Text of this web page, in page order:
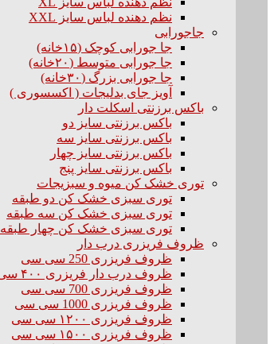
نظم دهنده لباس سایز XXL
جاجورابی
جا جورابی کوچک (۱۵خانه)
جا جورابی متوسط (۲۰خانه)
جا جورابی بزرگ (۳۰خانه)
آویز جای بدلیجات ( اکسسوری )
باکس برزنتی اسکلت دار
باکس برزنتی سایز دو
باکس برزنتی سایز سه
باکس برزنتی سایز چهار
باکس برزنتی سایز پنج
توری خشک کن میوه و سبزیجات
توری سبزی خشک کن دو طبقه
توری سبزی خشک کن سه طبقه
توری سبزی خشک کن چهار طبقه
ظروف فریزری درب دار
ظروف فریزری 250 سی سی
ظروف درب دار فریزری ۴۰۰ سی سی
ظروف فریزری 700 سی سی
ظروف فریزری 1000 سی سی
ظروف فریزری ۱۲۰۰ سی سی
ظروف فریزری ۱۵۰۰ سی سی